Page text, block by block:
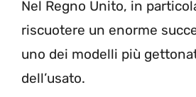
Nel Regno Unito, in
riscuotere un enorme
uno dei modelli più
dell’usato.